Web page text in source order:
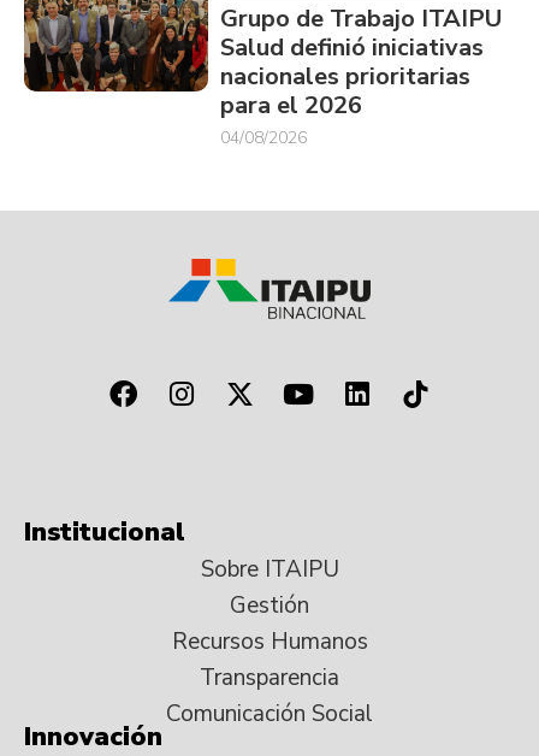
Grupo de Trabajo ITAIPU
Salud definió iniciativas
nacionales prioritarias
para el 2026
04/08/2026
Institucional
Sobre ITAIPU
Gestión
Recursos Humanos
Transparencia
Comunicación Social
Innovación